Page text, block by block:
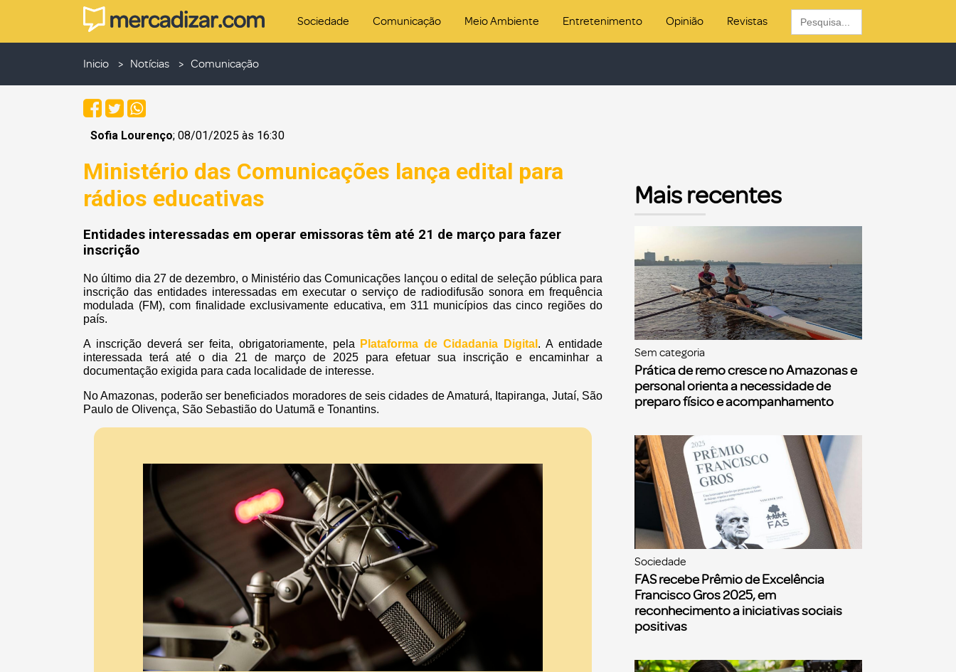
Sociedade Comunicação Meio Ambiente Entretenimento Opinião Revistas
Search
for:
Inicio Notícias Comunicação
Sofia Lourenço; 08/01/2025 às 16:30
Ministério das Comunicações lança edital para
rádios educativas
Entidades interessadas em operar emissoras têm até 21 de março para fazer
inscrição
No último dia 27 de dezembro, o Ministério das Comunicações lançou o edital de seleção pública para
inscrição das entidades interessadas em executar o serviço de radiodifusão sonora em frequência
modulada (FM), com finalidade exclusivamente educativa, em 311 municípios das cinco regiões do
país.
A inscrição deverá ser feita, obrigatoriamente, pela Plataforma de Cidadania Digital . A entidade
interessada terá até o dia 21 de março de 2025 para efetuar sua inscrição e encaminhar a
documentação exigida para cada localidade de interesse.
No Amazonas, poderão ser beneficiados moradores de seis cidades de Amaturá, Itapiranga, Jutaí, São
Paulo de Olivença, São Sebastião do Uatumã e Tonantins.
Mais recentes
Sem categoria
Prática de remo cresce no Amazonas e
personal orienta a necessidade de
preparo físico e acompanhamento
Sociedade
FAS recebe Prêmio de Excelência
Francisco Gros 2025, em
reconhecimento a iniciativas sociais
positivas